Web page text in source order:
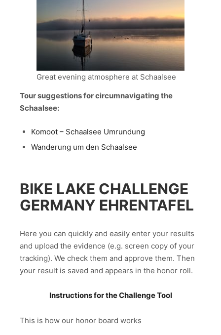
Great evening atmosphere at Schaalsee
Tour suggestions for circumnavigating the
Schaalsee:
Komoot – Schaalsee Umrundung
Wanderung um den Schaalsee
BIKE LAKE CHALLENGE
GERMANY EHRENTAFEL
Here you can quickly and easily enter your results
and upload the evidence (e.g. screen copy of your
tracking). We check them and approve them. Then
your result is saved and appears in the honor roll.
Instructions for the Challenge Tool
This is how our honor board works